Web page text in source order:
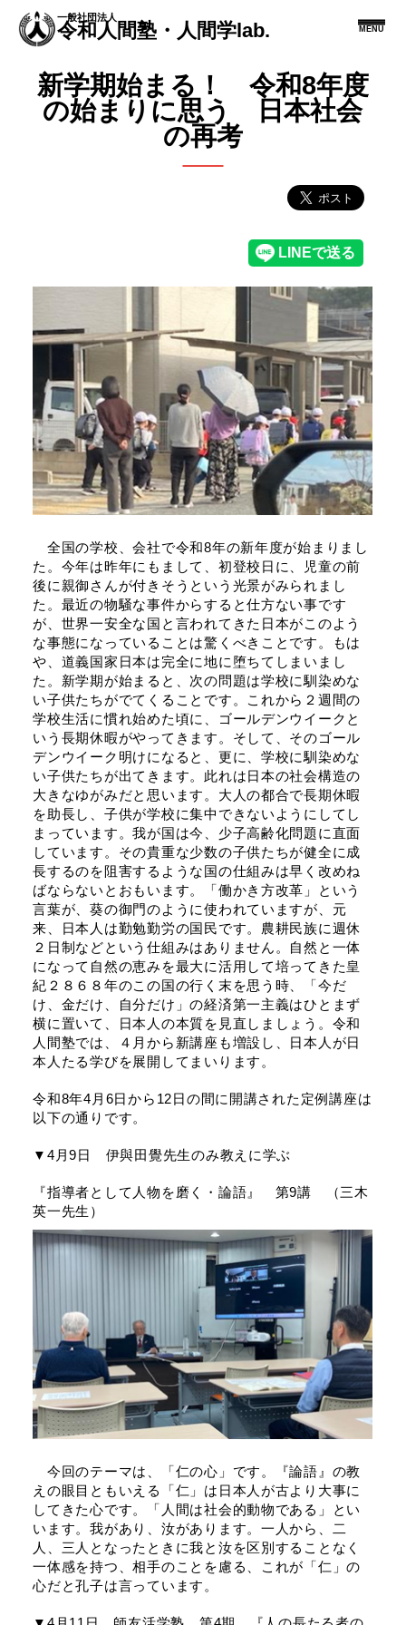
一般社団法人
令和人間塾・人間学lab. MENU
新学期始まる！ 令和8年度
の始まりに思う 日本社会
の再考
全国の学校、会社で令和8年の新年度が始まりまし
た。今年は昨年にもまして、初登校日に、児童の前
後に親御さんが付きそうという光景がみられまし
た。最近の物騒な事件からすると仕方ない事です
が、世界一安全な国と言われてきた日本がこのよう
な事態になっていることは驚くべきことです。もは
や、道義国家日本は完全に地に堕ちてしまいまし
た。新学期が始まると、次の問題は学校に馴染めな
い子供たちがでてくることです。これから２週間の
学校生活に慣れ始めた頃に、ゴールデンウイークと
いう長期休暇がやってきます。そして、そのゴール
デンウイーク明けになると、更に、学校に馴染めな
い子供たちが出てきます。此れは日本の社会構造の
大きなゆがみだと思います。大人の都合で長期休暇
を助長し、子供が学校に集中できないようにしてし
まっています。我が国は今、少子高齢化問題に直面
しています。その貴重な少数の子供たちが健全に成
長するのを阻害するような国の仕組みは早く改めね
ばならないとおもいます。「働かき方改革」という
言葉が、葵の御門のように使われていますが、元
来、日本人は勤勉勤労の国民です。農耕民族に週休
２日制などという仕組みはありません。自然と一体
になって自然の恵みを最大に活用して培ってきた皇
紀２８６８年のこの国の行く末を思う時、「今だ
け、金だけ、自分だけ」の経済第一主義はひとまず
横に置いて、日本人の本質を見直しましょう。令和
人間塾では、４月から新講座も増設し、日本人が日
本人たる学びを展開してまいります。
令和8年4月6日から12日の間に開講された定例講座は
以下の通りです。
▼4月9日 伊與田覺先生のみ教えに学ぶ
『指導者として人物を磨く・論語』 第9講 （三木
英一先生）
今回のテーマは、「仁の心」です。『論語』の教
えの眼目ともいえる「仁」は日本人が古より大事に
してきた心です。「人間は社会的動物である」とい
います。我があり、汝があります。一人から、二
人、三人となったときに我と汝を区別することなく
一体感を持つ、相手のことを慮る、これが「仁」の
心だと孔子は言っています。